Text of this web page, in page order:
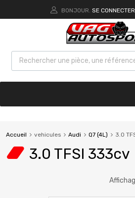
BONJOUR. SE CONNECTER
Accueil vehicules Audi Q7 (4L) 3.0
3.0 TFSI 333cv